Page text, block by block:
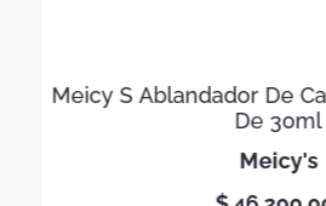
Meicy S Ablandador De
De 30ml
meicy's